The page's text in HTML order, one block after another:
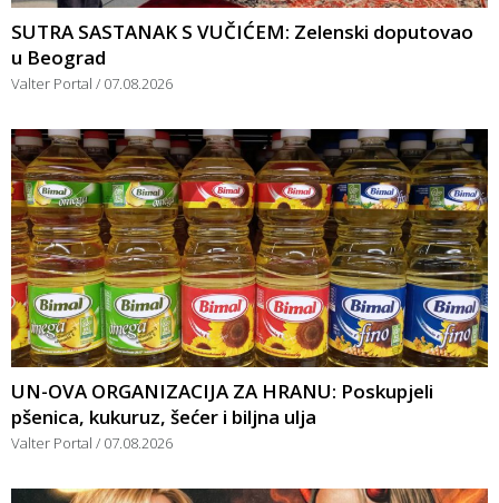
SUTRA SASTANAK S VUČIĆEM: Zelenski doputovao
u Beograd
Valter Portal 07.08.2026
UN-OVA ORGANIZACIJA ZA HRANU: Poskupjeli
pšenica, kukuruz, šećer i biljna ulja
Valter Portal 07.08.2026